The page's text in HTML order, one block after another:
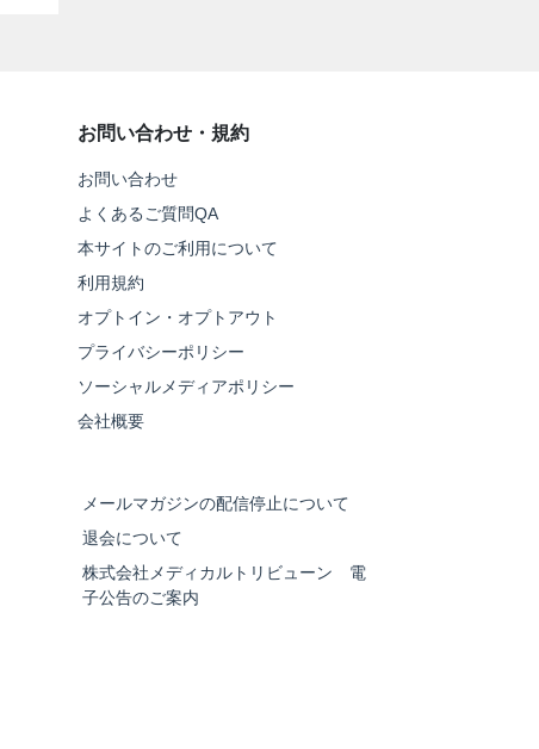
お問い合わせ・規約
お問い合わせ
よくあるご質問QA
本サイトのご利用について
利用規約
オプトイン・オプトアウト
プライバシーポリシー
ソーシャルメディアポリシー
会社概要
メールマガジンの配信停止について
退会について
株式会社メディカルトリビューン 電
子公告のご案内